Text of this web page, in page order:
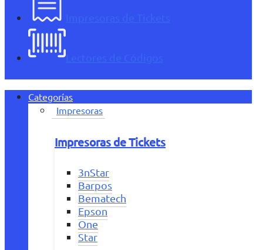
Impresoras de Tickets
Lectores de Códigos
Categorías
Impresoras
Impresoras de Tickets
3nStar
Barpos
Bematech
Epson
One
Star